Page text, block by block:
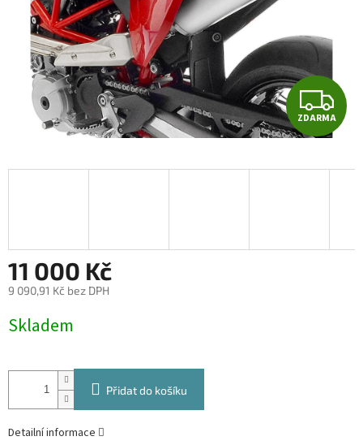
Z
D
A
ZDARMA
11 000 Kč
9 090,91 Kč bez DPH
cena:
Skladem
Přidat do košíku
Detailní informace